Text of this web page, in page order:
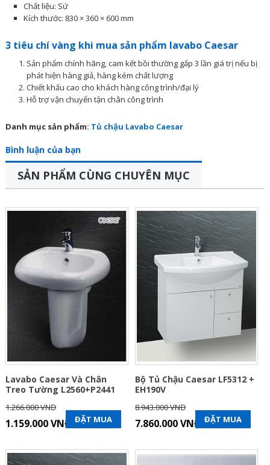
Chất liệu: Sứ
Kích thước: 830 × 360 × 600 mm
3 tiêu chí vàng khi mua sản phẩm lavabo Caesar
Sản phẩm chính hãng, cam kết bồi thường gấp 3 lần giá trị nếu bị
phát hiện hàng giả, hàng kém chất lượng
Chiết khấu cao cho khách hàng công trình/đại lý
Hỗ trợ vận chuyển tận chân công trình
Danh mục sản phẩm: Tủ chậu Lavabo Caesar
Bình luận của bạn
SẢN PHẨM CÙNG CHUYÊN MỤC
Lavabo Caesar Và Chân
Treo Tường L2560+P2441
1.266.000 VNĐ
1.159.000 VNĐ ĐẶT MUA
Bộ Tủ Chậu Caesar LF5312 +
EH190V
8.943.000 VNĐ
7.860.000 VNĐ ĐẶT MUA